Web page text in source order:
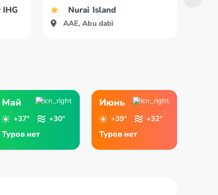
IHG Nurai Island
AAE, Abu dabī
Май
+37° +30°
Туров нет
Июнь
+39° +32°
Туров нет